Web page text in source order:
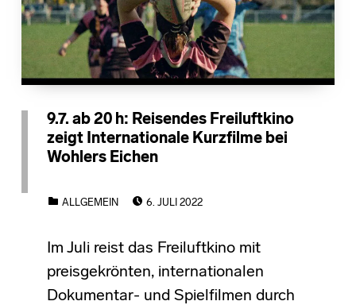
9.7. ab 20 h: Reisendes Freiluftkino
zeigt Internationale Kurzfilme bei
Wohlers Eichen
ALLGEMEIN
6. JULI 2022
Im Juli reist das Freiluftkino mit
preisgekrönten, internationalen
Dokumentar- und Spielfilmen durch